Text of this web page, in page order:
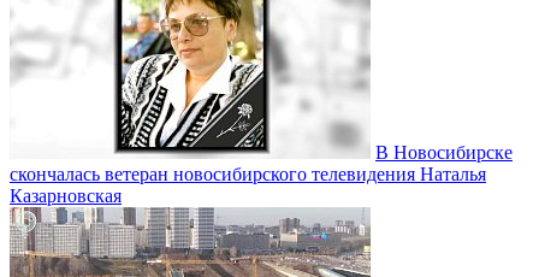
В Новосибирске
скончалась ветеран новосибирского телевидения Наталья
Казарновская